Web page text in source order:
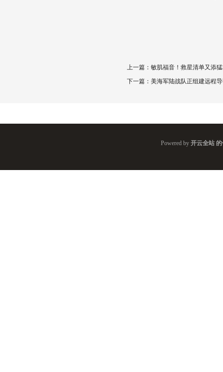
上一篇： 敏肌福音！救星清单又添
下一篇： 美海军陆战队正组建远程
Powered by 开云全站